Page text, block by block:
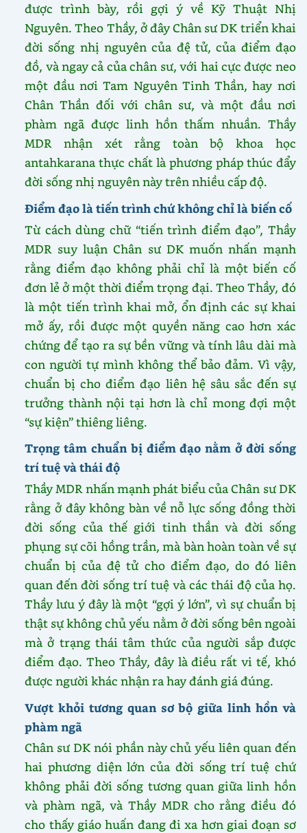
được trình bày, rồi gợi ý về Kỹ Thuật Nhị
Nguyên. Theo Thầy, ở đây Chân sư DK triển khai
đời sống nhị nguyên của đệ tử, của điểm đạo
đồ, và ngay cả của chân sư, với hai cực được neo
một đầu nơi Tam Nguyên Tinh Thần, hay nơi
Chân Thần đối với chân sư, và một đầu nơi
phàm ngã được linh hồn thấm nhuần. Thầy
MDR nhận xét rằng toàn bộ khoa học
antahkarana thực chất là phương pháp thúc đẩy
đời sống nhị nguyên này trên nhiều cấp độ.
Điểm đạo là tiến trình chứ không chỉ là biến cố
Từ cách dùng chữ “tiến trình điểm đạo”, Thầy
MDR suy luận Chân sư DK muốn nhấn mạnh
rằng điểm đạo không phải chỉ là một biến cố
đơn lẻ ở một thời điểm trọng đại. Theo Thầy, đó
là một tiến trình khai mở, ổn định các sự khai
mở ấy, rồi được một quyền năng cao hơn xác
chứng để tạo ra sự bền vững và tính lâu dài mà
con người tự mình không thể bảo đảm. Vì vậy,
chuẩn bị cho điểm đạo liên hệ sâu sắc đến sự
trưởng thành nội tại hơn là chỉ mong đợi một
“sự kiện” thiêng liêng.
Trọng tâm chuẩn bị điểm đạo nằm ở đời sống
trí tuệ và thái độ
Thầy MDR nhấn mạnh phát biểu của Chân sư DK
rằng ở đây không bàn về nỗ lực sống đồng thời
đời sống của thế giới tinh thần và đời sống
phụng sự cõi hồng trần, mà bàn hoàn toàn về sự
chuẩn bị của đệ tử cho điểm đạo, do đó liên
quan đến đời sống trí tuệ và các thái độ của họ.
Thầy lưu ý đây là một “gợi ý lớn”, vì sự chuẩn bị
thật sự không chủ yếu nằm ở đời sống bên ngoài
mà ở trạng thái tâm thức của người sắp được
điểm đạo. Theo Thầy, đây là điều rất vi tế, khó
được người khác nhận ra hay đánh giá đúng.
Vượt khỏi tương quan sơ bộ giữa linh hồn và
phàm ngã
Chân sư DK nói phần này chủ yếu liên quan đến
hai phương diện lớn của đời sống trí tuệ chứ
không phải đời sống tương quan giữa linh hồn
và phàm ngã, và Thầy MDR cho rằng điều đó
cho thấy giáo huấn đang đi xa hơn giai đoạn sơ